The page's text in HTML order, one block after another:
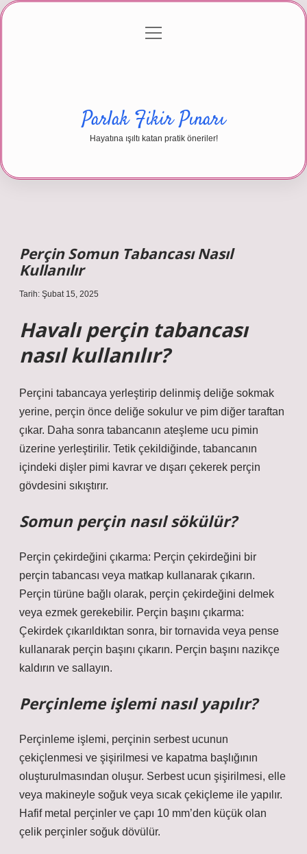
Gizlilik Politikası
menüyü
Parlak Fikir Pınarı
Hayatına ışıltı katan pratik öneriler!
Perçin Somun Tabancası Nasıl
Kullanılır
Tarih: Şubat 15, 2025
Havalı perçin tabancası
nasıl kullanılır?
Perçini tabancaya yerleştirip delinmiş deliğe sokmak
yerine, perçin önce deliğe sokulur ve pim diğer taraftan
çıkar. Daha sonra tabancanın ateşleme ucu pimin
üzerine yerleştirilir. Tetik çekildiğinde, tabancanın
içindeki dişler pimi kavrar ve dışarı çekerek perçin
gövdesini sıkıştırır.
Somun perçin nasıl sökülür?
Perçin çekirdeğini çıkarma: Perçin çekirdeğini bir
perçin tabancası veya matkap kullanarak çıkarın.
Perçin türüne bağlı olarak, perçin çekirdeğini delmek
veya ezmek gerekebilir. Perçin başını çıkarma:
Çekirdek çıkarıldıktan sonra, bir tornavida veya pense
kullanarak perçin başını çıkarın. Perçin başını nazikçe
kaldırın ve sallayın.
Perçinleme işlemi nasıl yapılır?
Perçinleme işlemi, perçinin serbest ucunun
çekiçlenmesi ve şişirilmesi ve kapatma başlığının
oluşturulmasından oluşur. Serbest ucun şişirilmesi, elle
veya makineyle soğuk veya sıcak çekiçleme ile yapılır.
Hafif metal perçinler ve çapı 10 mm’den küçük olan
çelik perçinler soğuk dövülür.